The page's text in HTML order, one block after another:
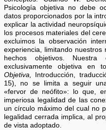
Psicología objetiva no debe
datos proporcionados por la
explicar la actividad
los procesos materiales del
excluimos la observación
experiencia, limitando
hechos objetivos. Nuestra
exclusivamente objetiva en
Objetiva, Introducción,
15), no se limita a seguir
«fervor de neófito»: lo que,
imperiosa legalidad de las
un círculo máximo del cual no
legalidad cerrada implica, al
de vista adoptado.